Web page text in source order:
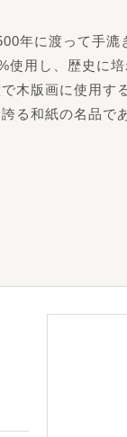
年に渡って手
使用し、歴史に
木版画に使用す
る和紙の名品で